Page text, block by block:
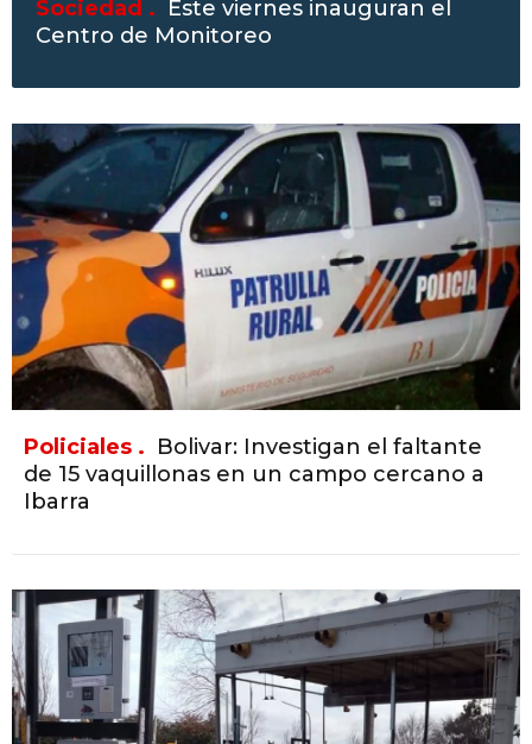
Sociedad . Este viernes inauguran el
Centro de Monitoreo
Policiales . Bolivar: Investigan el faltante
de 15 vaquillonas en un campo cercano a
Ibarra